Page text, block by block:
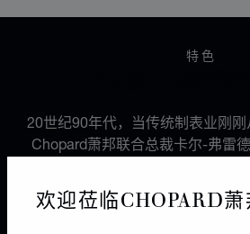
欢迎莅临CHOPARD萧
特色
20世纪90年代，当传统制表业刚刚
Chopard萧邦联合总裁卡尔-弗雷
品牌首枚机芯，以致敬1860年创
路易-于利斯·萧邦（Louis-Ulysse